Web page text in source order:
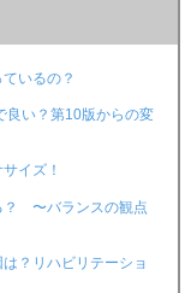
いるの？
良い？第10版からの変
イズ！
？ 〜バランスの観点
？リハビリテーショ